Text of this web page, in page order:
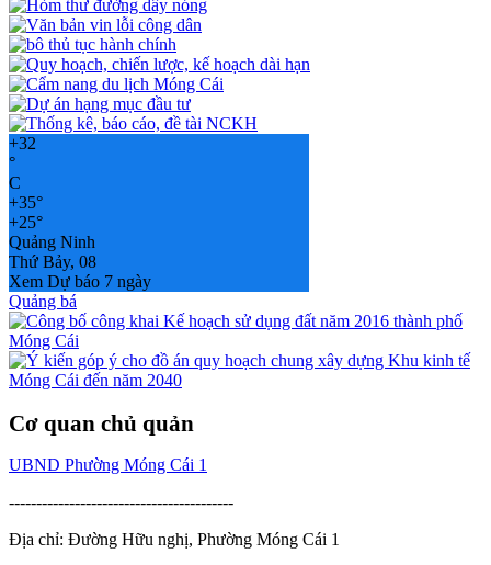
+32
°
C
+35°
+25°
Quảng Ninh
Thứ Bảy, 08
Xem Dự báo 7 ngày
Quảng bá
Cơ quan chủ quản
UBND Phường Móng Cái 1
-----------------------------------------
Địa chỉ: Đường Hữu nghị, Phường Móng Cái 1